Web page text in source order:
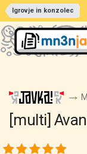
Igrovje in konzolec
[multi]